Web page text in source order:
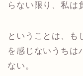
らない限り、私は
ということは、も
を感じないうちは
ない。